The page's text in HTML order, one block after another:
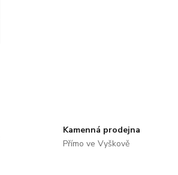
Kamenná prodejna
Přímo ve Vyškově